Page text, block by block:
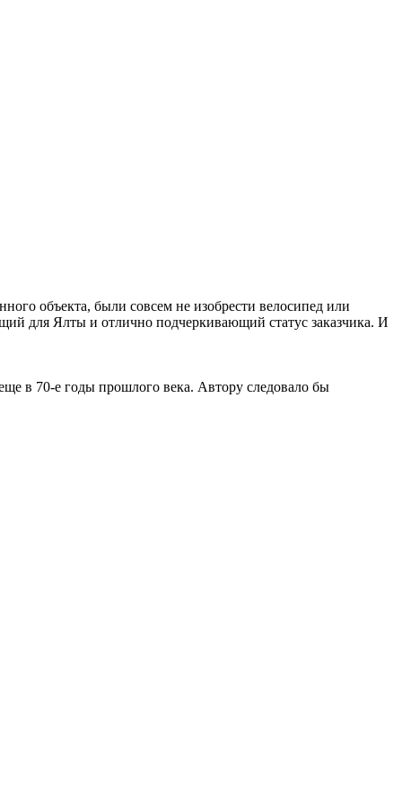
объекта, были совсем не изобрести велосипед или
для Ялты и отлично подчеркивающий статус заказчика. И
в 70-е годы прошлого века. Автору следовало бы